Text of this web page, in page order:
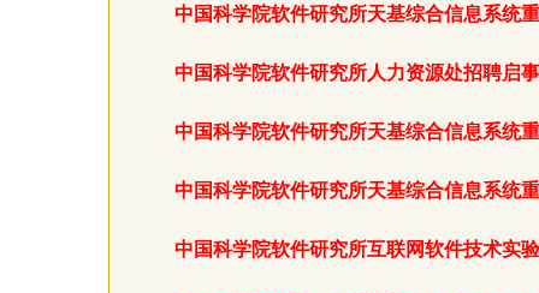
中国科学院软件研究所天基综合信息系统
中国科学院软件研究所人力资源处招聘启事
中国科学院软件研究所天基综合信息系统
中国科学院软件研究所天基综合信息系统
中国科学院软件研究所互联网软件技术实